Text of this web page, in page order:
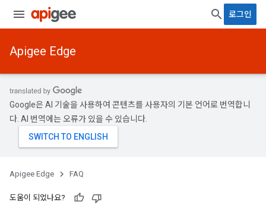
로그인
Apigee Edge
Google은 AI 기술을 사용하여 콘텐츠를 사용자의 기본 언어로 번역합니
다. AI 번역에는 오류가 있을 수 있습니다.
Apigee Edge FAQ
도움이 되었나요?